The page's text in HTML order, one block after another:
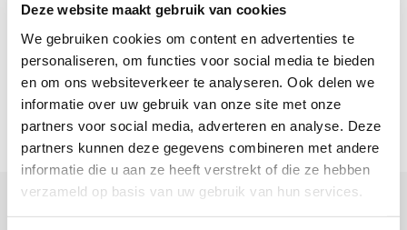
Deze website maakt gebruik van cookies
We gebruiken cookies om content en advertenties te
personaliseren, om functies voor social media te bieden
en om ons websiteverkeer te analyseren. Ook delen we
informatie over uw gebruik van onze site met onze
partners voor social media, adverteren en analyse. Deze
partners kunnen deze gegevens combineren met andere
informatie die u aan ze heeft verstrekt of die ze hebben
verzameld op basis van uw gebruik van hun services.
Outdoor
€1.789,95
Meest bekeken 1